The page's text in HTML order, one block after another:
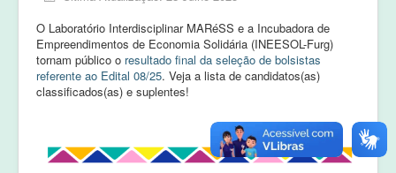
Laudos e pareceres
O Laboratório Interdisciplinar MARéSS e a Incubadora de
Empreendimentos de Economia Solidária (INEESOL-Furg)
tornam público o resultado final da seleção de bolsistas
referente ao Edital 08/25. Veja a lista de candidatos(as)
classificados(as) e suplentes!